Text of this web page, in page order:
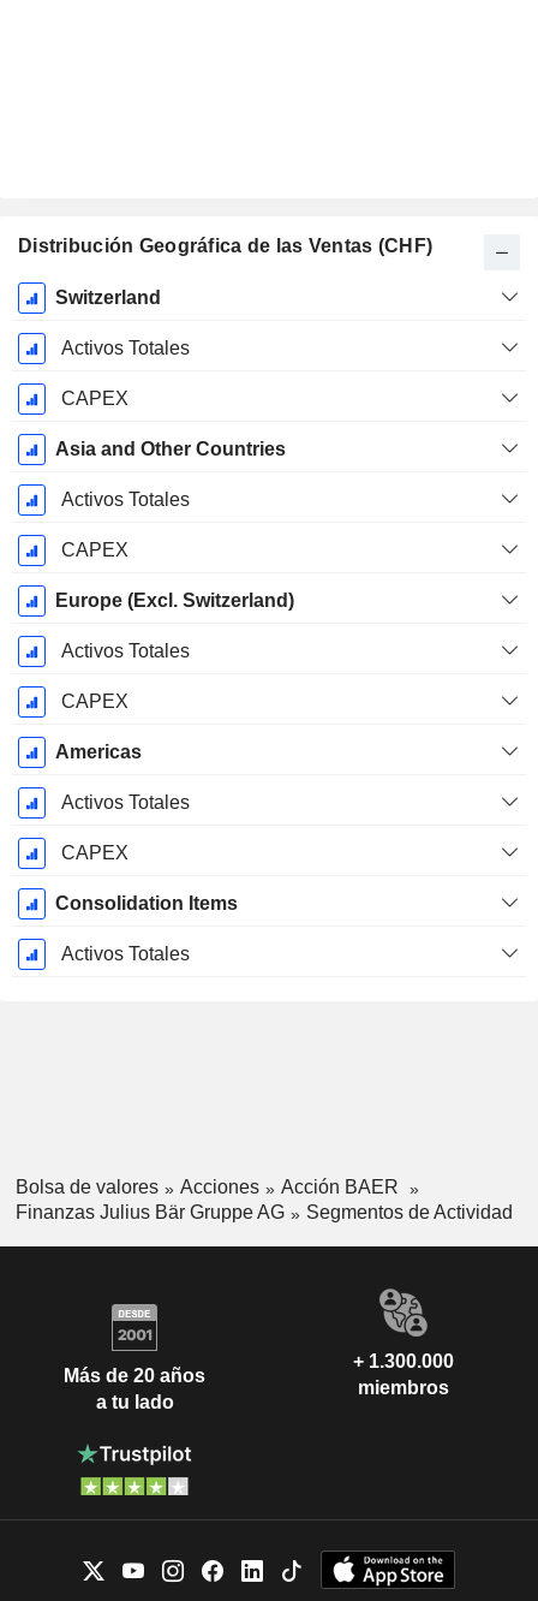
Distribución Geográfica de las Ventas (CHF)
Período
fiscal:
Diciembre
Switzerland
Activos Totales
CAPEX
Asia and Other Countries
Activos Totales
CAPEX
Europe (Excl. Switzerland)
Activos Totales
CAPEX
Americas
Activos Totales
CAPEX
Consolidation Items
Activos Totales
Bolsa de valores Acciones
Acción BAER
Finanzas Julius Bär Gruppe AG
Segmentos de Actividad
Más de 20 años
a tu lado
+ 1.300.000
miembros